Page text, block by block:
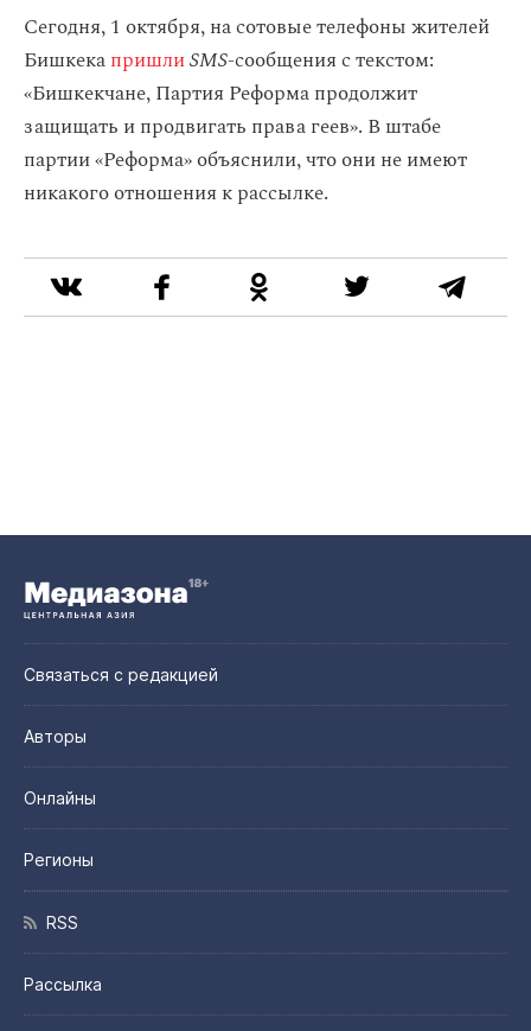
Сегодня, 1 октября, на сотовые телефоны жителей
БишкекапришлиSMS-сообщения с текстом:
«Бишкекчане, Партия Реформа продолжит
защищать и продвигать права геев». В штабе
партии «Реформа» объяснили, что они не имеют
никакого отношения к рассылке.
Связаться с редакцией
Авторы
Онлайны
Регионы
RSS
Рассылка